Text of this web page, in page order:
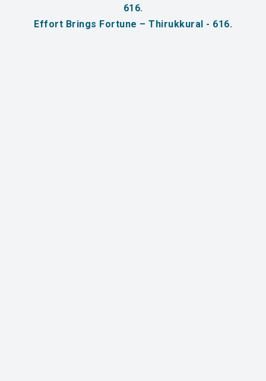
616.
Effort Brings Fortune – Thirukkural - 616.